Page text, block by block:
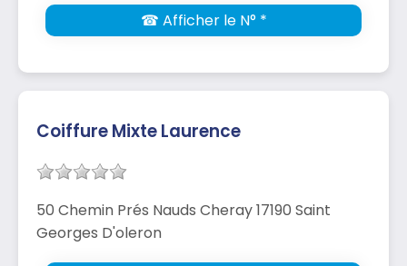
☎ Afficher le N° *
Coiffure Mixte Laurence
50 Chemin Prés Nauds Cheray 17190 Saint
Georges D'oleron